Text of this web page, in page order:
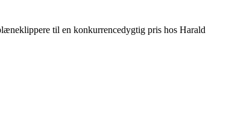
til en konkurrencedygtig pris hos Harald